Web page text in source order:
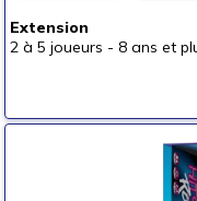
Extension
2 à 5 joueurs - 8 ans et